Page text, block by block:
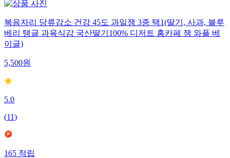
복음자리 당류감소 건강 45도 과일잼 3종 택1(딸기, 사과, 블루
베리 탱글 과육식감 국산딸기100% 디저트 홈카페 잼 와플 베
이글)
5,500원
5.0
(11)
165적립